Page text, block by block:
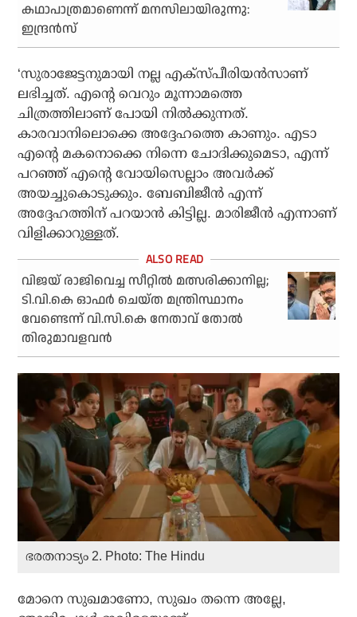
കഥാപാത്രമാണെന്ന് മനസിലായിരുന്നു:
ഇന്ദ്രൻസ്
‘സുരാജേട്ടനുമായി നല്ല എക്‌സ്പീരിയന്‍സാണ്
ലഭിച്ചത്. എന്റെ വെറും മൂന്നാമത്തെ
ചിത്രത്തിലാണ് പോയി നില്‍ക്കുന്നത്.
കാരവാനിലൊക്കെ അദ്ദേഹത്തെ കാണും. എടാ
എന്റെ മകനൊക്കെ നിന്നെ ചോദിക്കുമെടാ, എന്ന്
പറഞ്ഞ് എന്റെ വോയിസെല്ലാം അവര്‍ക്ക്
അയച്ചുകൊടുക്കും. ബേബിജീന്‍ എന്ന്
അദ്ദേഹത്തിന് പറയാന്‍ കിട്ടില്ല. മാരിജീന്‍ എന്നാണ്
വിളിക്കാറുള്ളത്.
വിജയ് രാജിവെച്ച സീറ്റില്‍ മത്സരിക്കാനില്ല;
ടി.വി.കെ ഓഫര്‍ ചെയ്ത മന്ത്രിസ്ഥാനം
വേണ്ടെന്ന് വി.സി.കെ നേതാവ് തോല്‍
തിരുമാവളവന്‍
ഭരതനാട്യം 2. Photo: The Hindu
മോനെ സുഖമാണോ, സുഖം തന്നെ അല്ലേ,